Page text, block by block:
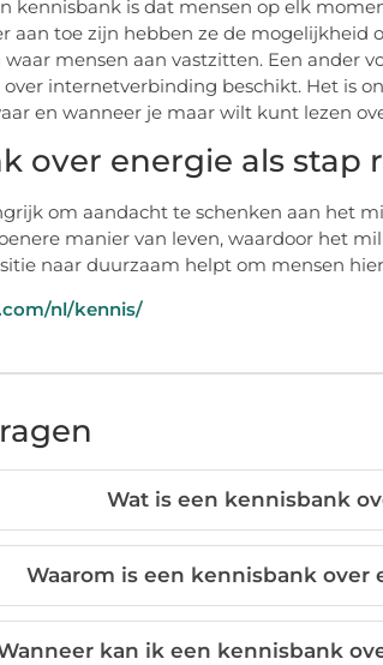
kennisbank is dat mensen op elk
aan toe zijn hebben ze de mogelijkheid
mensen aan vastzitten. Een ander
internetverbinding beschikt. Het is
en wanneer je maar wilt kunt lezen
over energie als
om aandacht te schenken aan het
manier van leven, waardoor het
naar duurzaam helpt om mensen
nl/kennis/
Wat is een kennisbank
Waarom is een kennisbank over
kan ik een kennisbank